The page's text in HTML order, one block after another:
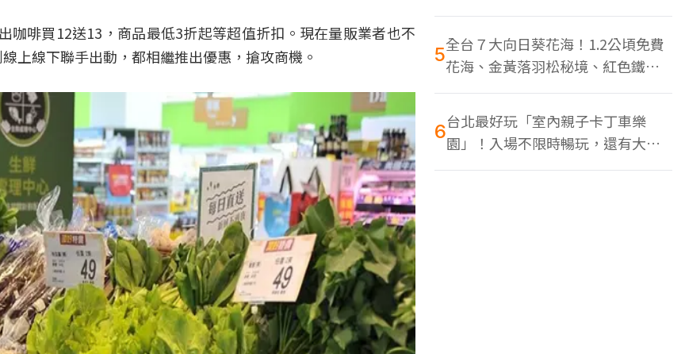
啡買12送13，商品最低3折起等超值折扣。現在量販業者也不
上線下聯手出動，都相繼推出優惠，搶攻商機。
男，百款周邊買翻
5全台７大向日葵花海！1.2公頃免費
花海、金黃落羽松秘境、紅色鐵橋
同框
6台北最好玩「室內親子卡丁車樂
園」！入場不限時暢玩，還有大螢
幕Switch遊戲區